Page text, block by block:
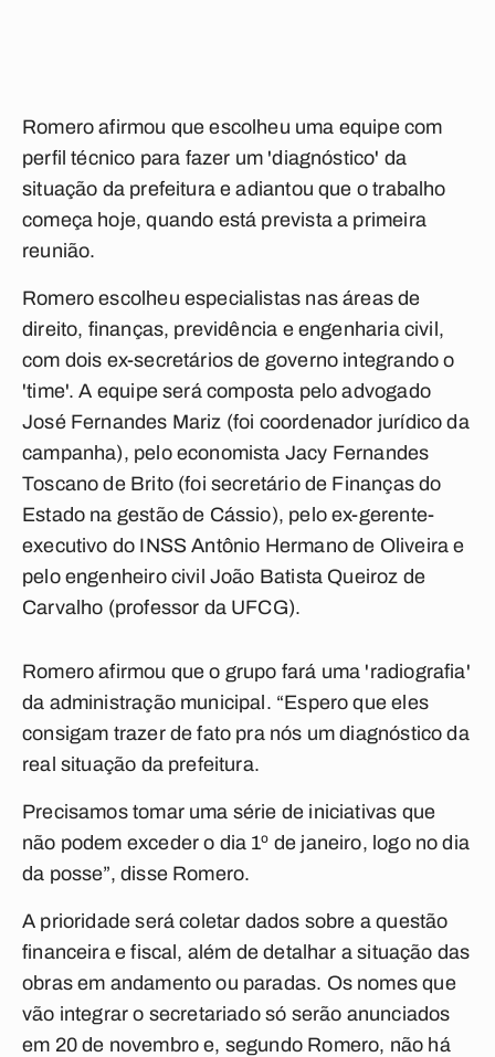
Romero afirmou que escolheu uma equipe com
perfil técnico para fazer um 'diagnóstico' da
situação da prefeitura e adiantou que o trabalho
começa hoje, quando está prevista a primeira
reunião.
Romero escolheu especialistas nas áreas de
direito, finanças, previdência e engenharia civil,
com dois ex-secretários de governo integrando o
'time'. A equipe será composta pelo advogado
José Fernandes Mariz (foi coordenador jurídico da
campanha), pelo economista Jacy Fernandes
Toscano de Brito (foi secretário de Finanças do
Estado na gestão de Cássio), pelo ex-gerente-
executivo do INSS Antônio Hermano de Oliveira e
pelo engenheiro civil João Batista Queiroz de
Carvalho (professor da UFCG).
Romero afirmou que o grupo fará uma 'radiografia'
da administração municipal. “Espero que eles
consigam trazer de fato pra nós um diagnóstico da
real situação da prefeitura.
Precisamos tomar uma série de iniciativas que
não podem exceder o dia 1º de janeiro, logo no dia
da posse”, disse Romero.
A prioridade será coletar dados sobre a questão
financeira e fiscal, além de detalhar a situação das
obras em andamento ou paradas. Os nomes que
vão integrar o secretariado só serão anunciados
em 20 de novembro e, segundo Romero, não há